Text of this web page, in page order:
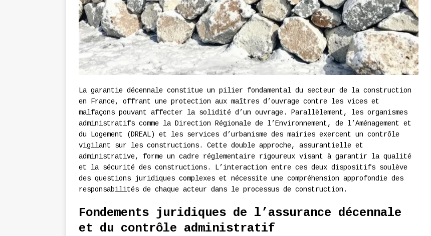
La garantie décennale constitue un pilier fondamental du secteur de la construction
en France, offrant une protection aux maîtres d’ouvrage contre les vices et
malfaçons pouvant affecter la solidité d’un ouvrage. Parallèlement, les organismes
administratifs comme la Direction Régionale de l’Environnement, de l’Aménagement et
du Logement (DREAL) et les services d’urbanisme des mairies exercent un contrôle
vigilant sur les constructions. Cette double approche, assurantielle et
administrative, forme un cadre réglementaire rigoureux visant à garantir la qualité
et la sécurité des constructions. L’interaction entre ces deux dispositifs soulève
des questions juridiques complexes et nécessite une compréhension approfondie des
responsabilités de chaque acteur dans le processus de construction.
Fondements juridiques de l’assurance décennale
et du contrôle administratif